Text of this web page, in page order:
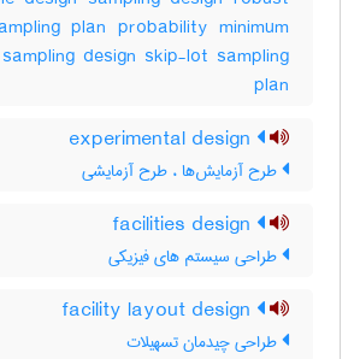
plan probability minimum
design skip-lot sampling
plan
طرح آزمایش‌ها ، طرح آزمایشی
طراحی سیستم های فیزیکی
طراحی چیدمان تسهیلات